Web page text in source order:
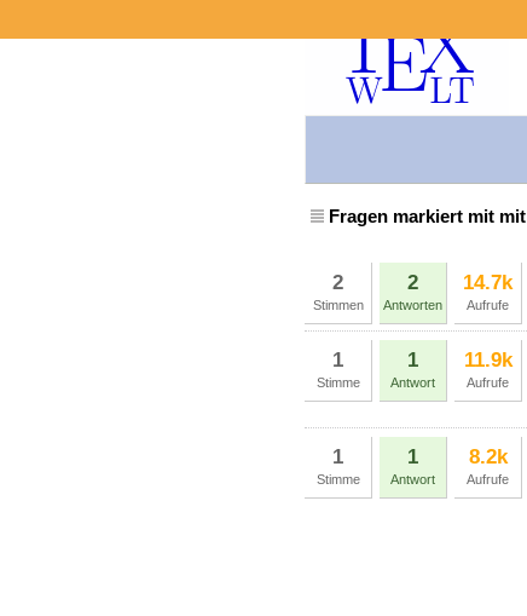
Fragen markiert mit
2
Stimmen
2
Antworten
14.7k
Aufrufe
1
Stimme
1
Antwort
11.9k
Aufrufe
1
Stimme
1
Antwort
8.2k
Aufrufe